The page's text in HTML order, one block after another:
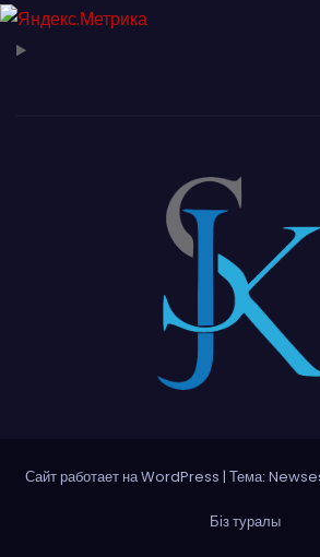
Сайт работает на WordPress | Тема:
Біз туралы